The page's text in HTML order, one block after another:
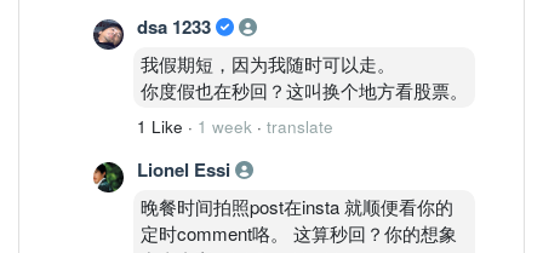
dsa 1233
我假期短，因为我随时可以走。
你度假也在秒回？这叫换个地方看股票。
1 Like · 1 week · translate
Lionel Essi
晚餐时间拍照post在insta 就顺便看你的
定时comment咯。 这算秒回？你的想象